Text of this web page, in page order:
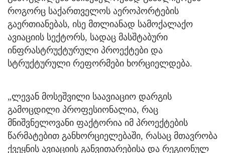
როგორც საქართველოს აეროპორტების
გაერთიანებას, ისე მთლიანად სამოქალაქო
ავიაციის სექტორს, სადაც მასშტაბური
ინფრასტრუქტურული პროექტები და
სტრუქტურული რეფორმები ხორციელდება.
„ლევან მოსეშვილი საავიაციო დარგის
გამოცდილი პროფესიონალია, რაც
მნიშვნელოვანი ფაქტორია იმ პროექტების
წარმატებით განხორციელებაში, რასაც მთავრობა
ქვეყნის ავიაციის განვითარებისა და რეგიონულ